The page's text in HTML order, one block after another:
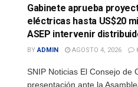
Gabinete aprueba
eléctricas hasta US$20
ASEP intervenir
BY ADMIN AGOSTO 4, 2026
SNIP Noticias El Consejo de
presentación ante la